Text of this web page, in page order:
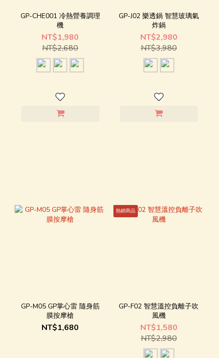
GP-CHE001 冷熱營養調理
機
NT$1,980
NT$2,680
GP-J02 樂透鍋 智慧玻璃氣
炸鍋
NT$2,980
NT$3,980
GP-M05 GP掌心雷 隨身筋
膜按摩槍
NT$1,680
熱銷商品
GP-F02 智慧溫控負離子吹
風機
NT$1,580
NT$2,980